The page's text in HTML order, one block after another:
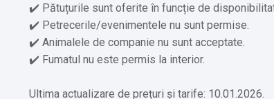
✔️ Pătuțurile sunt oferite în funcție de
✔️ Petrecerile/evenimentele nu sunt permise.
✔️ Animalele de companie nu sunt acceptate.
✔️ Fumatul nu este permis la interior.
Ultima actualizare de prețuri și tarife: 10.01.2026.